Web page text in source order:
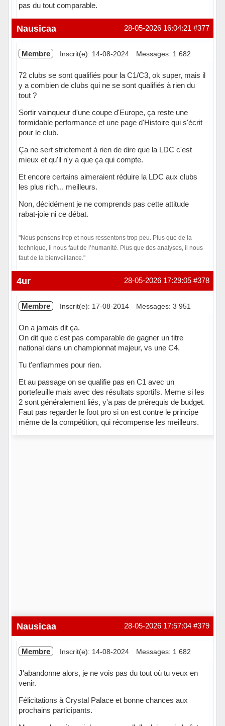
pas du tout comparable.
Hors ligne #377
28-05-2026 16:04:21
Nausicaa
Membre Inscrit(e): 14-08-2024 Messages: 1 682
72 clubs se sont qualifiés pour la C1/C3, ok super, mais il
y a combien de clubs qui ne se sont qualifiés à rien du
tout ?
Sortir vainqueur d'une coupe d'Europe, ça reste une
formidable performance et une page d'Histoire qui s'écrit
pour le club.
Ça ne sert strictement à rien de dire que la LDC c'est
mieux et qu'il n'y a que ça qui compte.
Et encore certains aimeraient réduire la LDC aux clubs
les plus rich... meilleurs.
Non, décidément je ne comprends pas cette attitude
rabat-joie ni ce débat.
"Nous pensons trop et nous ressentons trop peu. Plus que de la
technique, il nous faut de l’humanité. Plus que des analyses, il nous
faut de la bienveillance."
Hors ligne #378
28-05-2026 17:29:05
4ur
Membre Inscrit(e): 17-08-2014 Messages: 3 951
On a jamais dit ça.
On dit que c'est pas comparable de gagner un titre
national dans un championnat majeur, vs une C4.
Tu t'enflammes pour rien.
Et au passage on se qualifie pas en C1 avec un
portefeuille mais avec des résultats sportifs. Meme si les
2 sont généralement liés, y'a pas de prérequis de budget.
Faut pas regarder le foot pro si on est contre le principe
même de la compétition, qui récompense les meilleurs.
#379
28-05-2026 17:57:04
Nausicaa
Membre Inscrit(e): 14-08-2024 Messages: 1 682
J'abandonne alors, je ne vois pas du tout où tu veux en
venir.
Félicitations à Crystal Palace et bonne chances aux
prochains participants.